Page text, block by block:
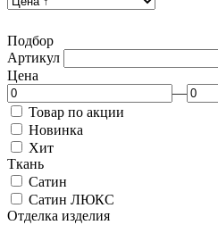
Подбор
Артикул
Цена
—
Товар по акции
Новинка
Хит
Ткань
Сатин
Сатин ЛЮКС
Отделка изделия